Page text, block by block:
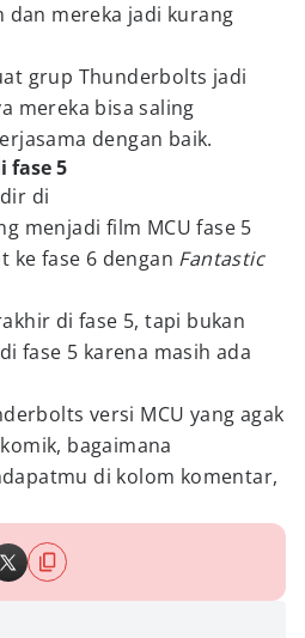
mereka jadi kurang
grup Thunderbolts jadi
mereka bisa saling
dengan baik.
fase 5
di
menjadi film MCU fase 5
ke fase 6 dengan Fantastic
di fase 5, tapi bukan
fase 5 karena masih ada
versi MCU yang agak
bagaimana
di kolom komentar,